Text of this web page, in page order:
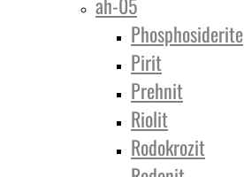
Phosphosiderite
Pirit
Prehnit
Riolit
Rodokrozit